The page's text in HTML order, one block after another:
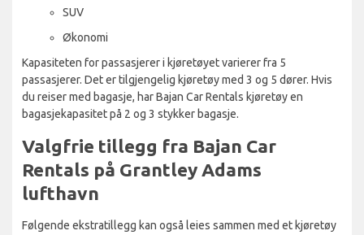
SUV
Økonomi
Kapasiteten for passasjerer i kjøretøyet varierer fra 5
passasjerer. Det er tilgjengelig kjøretøy med 3 og 5 dører. Hvis
du reiser med bagasje, har Bajan Car Rentals kjøretøy en
bagasjekapasitet på 2 og 3 stykker bagasje.
Valgfrie tillegg fra Bajan Car
Rentals på Grantley Adams
lufthavn
Følgende ekstratillegg kan også leies sammen med et kjøretøy